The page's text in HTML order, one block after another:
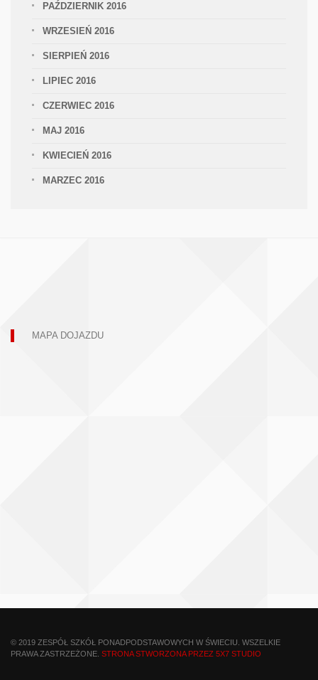
PAŹDZIERNIK 2016
WRZESIEŃ 2016
SIERPIEŃ 2016
LIPIEC 2016
CZERWIEC 2016
MAJ 2016
KWIECIEŃ 2016
MARZEC 2016
MAPA DOJAZDU
© 2019 ZESPÓŁ SZKÓŁ PONADPODSTAWOWYCH W ŚWIECIU. WSZELKIE
PRAWA ZASTRZEŻONE. STRONA STWORZONA PRZEZ 5X7 STUDIO